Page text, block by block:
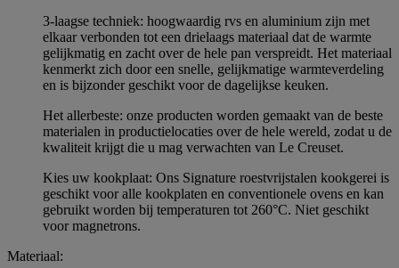
3-laagse techniek: hoogwaardig rvs en aluminium zijn met
elkaar verbonden tot een drielaags materiaal dat de warmte
gelijkmatig en zacht over de hele pan verspreidt. Het materiaal
kenmerkt zich door een snelle, gelijkmatige warmteverdeling
en is bijzonder geschikt voor de dagelijkse keuken.
Het allerbeste: onze producten worden gemaakt van de beste
materialen in productielocaties over de hele wereld, zodat u de
kwaliteit krijgt die u mag verwachten van Le Creuset.
Kies uw kookplaat: Ons Signature roestvrijstalen kookgerei is
geschikt voor alle kookplaten en conventionele ovens en kan
gebruikt worden bij temperaturen tot 260°C. Niet geschikt
voor magnetrons.
Materiaal: